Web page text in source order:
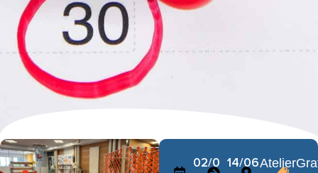
02/0 14/06Atelier